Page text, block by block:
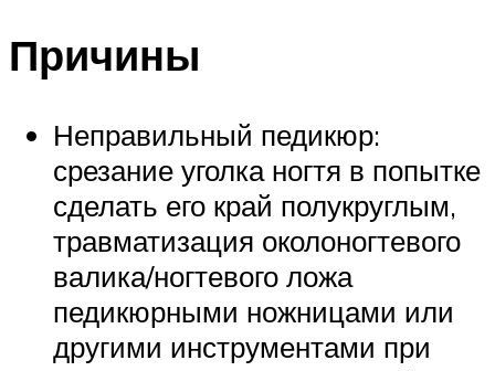
Причины
Неправильный педикюр:
срезание уголка ногтя в попытке
сделать его край полукруглым,
травматизация околоногтевого
валика/ногтевого ложа
педикюрными ножницами или
другими инструментами при